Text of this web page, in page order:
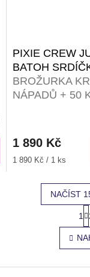
PIXIE CREW
BATOH
BROŽURKA
NÁPADŮ + 50
1 890 Kč
Měrná
1 890 Kč / 1 ks
NAČÍST
1